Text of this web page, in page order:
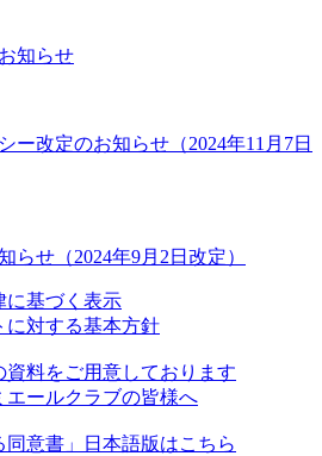
知らせ
ー改定のお知らせ（2024年11月7日
らせ（2024年9月2日改定）
に基づく表示
に対する基本方針
料をご用意しております
エールクラブの皆様へ
同意書」日本語版はこちら